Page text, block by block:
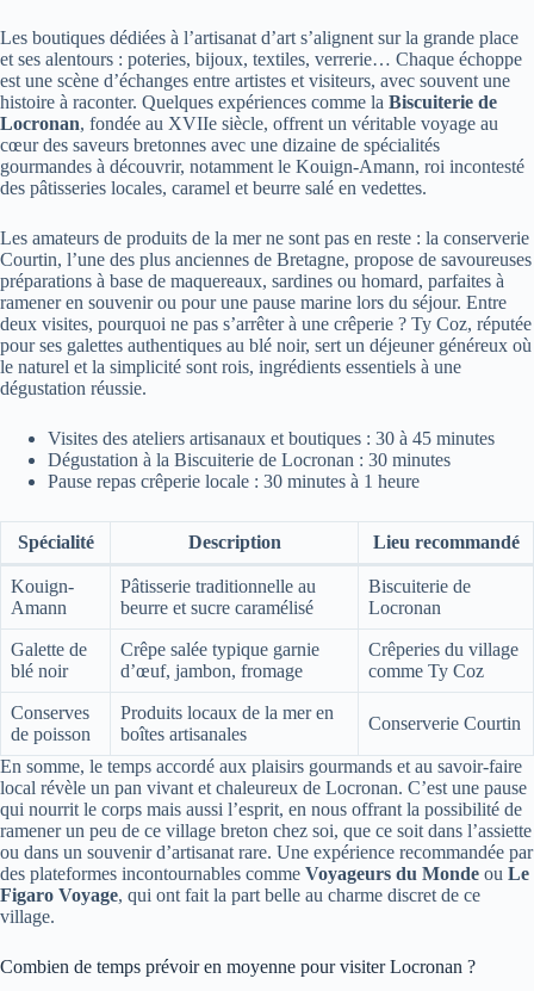
Les boutiques dédiées à l’artisanat d’art s’alignent sur la grande place
et ses alentours : poteries, bijoux, textiles, verrerie… Chaque échoppe
est une scène d’échanges entre artistes et visiteurs, avec souvent une
histoire à raconter. Quelques expériences comme la Biscuiterie de
Locronan, fondée au XVIIe siècle, offrent un véritable voyage au
cœur des saveurs bretonnes avec une dizaine de spécialités
gourmandes à découvrir, notamment le Kouign-Amann, roi incontesté
des pâtisseries locales, caramel et beurre salé en vedettes.
Les amateurs de produits de la mer ne sont pas en reste : la conserverie
Courtin, l’une des plus anciennes de Bretagne, propose de savoureuses
préparations à base de maquereaux, sardines ou homard, parfaites à
ramener en souvenir ou pour une pause marine lors du séjour. Entre
deux visites, pourquoi ne pas s’arrêter à une crêperie ? Ty Coz, réputée
pour ses galettes authentiques au blé noir, sert un déjeuner généreux où
le naturel et la simplicité sont rois, ingrédients essentiels à une
dégustation réussie.
Visites des ateliers artisanaux et boutiques : 30 à 45 minutes
Dégustation à la Biscuiterie de Locronan : 30 minutes
Pause repas crêperie locale : 30 minutes à 1 heure
Spécialité Description Lieu recommandé
Kouign-
Amann
Pâtisserie traditionnelle au
beurre et sucre caramélisé
Biscuiterie de
Locronan
Galette de
blé noir
Crêpe salée typique garnie
d’œuf, jambon, fromage
Crêperies du village
comme Ty Coz
Conserves
de poisson
Produits locaux de la mer en
boîtes artisanales
Conserverie Courtin
En somme, le temps accordé aux plaisirs gourmands et au savoir-faire
local révèle un pan vivant et chaleureux de Locronan. C’est une pause
qui nourrit le corps mais aussi l’esprit, en nous offrant la possibilité de
ramener un peu de ce village breton chez soi, que ce soit dans l’assiette
ou dans un souvenir d’artisanat rare. Une expérience recommandée par
des plateformes incontournables comme Voyageurs du Monde ou Le
Figaro Voyage, qui ont fait la part belle au charme discret de ce
village.
Combien de temps prévoir en moyenne pour visiter Locronan ?